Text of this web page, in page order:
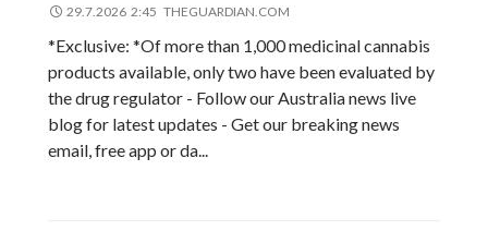
29.7.2026 2:45 THEGUARDIAN.COM
*Exclusive: *Of more than 1,000 medicinal cannabis
products available, only two have been evaluated by
the drug regulator - Follow our Australia news live
blog for latest updates - Get our breaking news
email, free app or da...